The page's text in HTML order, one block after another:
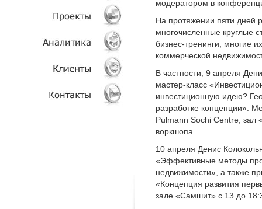
ОБЪЕКТЫ
ПРОЕКТЫ
АНАЛИТИКА
КЛИЕНТЫ
модератором в
На протяжении пяти дней
многочисленные круглые
бизнес-тренинги, многие
коммерческой
В частности, 9 апреля
мастер-класс
инвестиционную идею?
разработке концепции».
Pulmann Sochi Centre,
воркшопа.
10 апреля Денис
«Эффективные методы
недвижимости», а также
«Концепция развития
зале «Самшит» с 13 до